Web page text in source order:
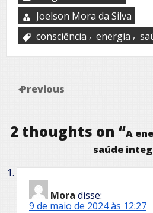
Joelson Mora da Silva
consciência , energia ,
Previous
2 thoughts on “A
saúde
Mora disse:
9 de maio de 2024 às 12:27